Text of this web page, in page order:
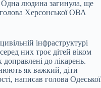
Одна людина загинула, ще
Херсонської ОВА
інфраструктурі
них троє дітей віком
до лікарень.
як важкий, діти
написав голова Одеської